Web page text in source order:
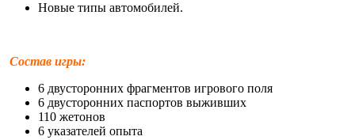
Новые типы автомобилей.
Состав игры:
6 двусторонних фрагментов игрового поля
6 двусторонних паспортов выживших
110 жетонов
6 указателей опыта